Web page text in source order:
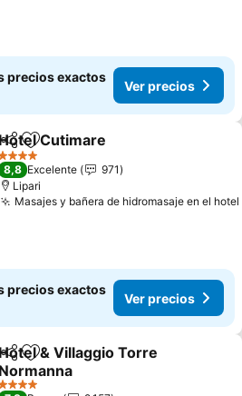
precios exactos
Ver precios
CompartirAgregar a favoritos
Hotel Cutimare
4 Estrellas
8,8 Excelente
971
Lipari
Masajes y bañera de hidromasaje en el hotel
precios exactos
Ver precios
CompartirAgregar a favoritos
Hotel & Villaggio Torre
Normanna
precios
4 Estrellas